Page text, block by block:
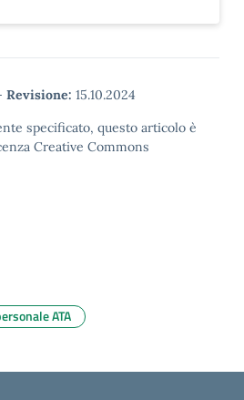
Revisione: 15.10.2024
specificato, questo articolo è
Creative Commons
ATA